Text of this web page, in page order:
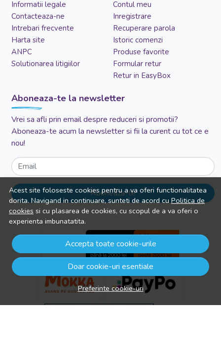
Acest site foloseste cookies pentru a va oferi functionalitatea
dorita. Navigand in continuare, sunteti de acord cuPolitica de
cookies si cu plasarea de cookies, cu scopul de a va oferi o
experienta imbunatatita.
Accepta toate cookie-urile
Doar cookie-uri esentiale
Preferinte cookie-uri
Informatii legale
Contacteaza-ne
Intrebari frecvente
Harta site
ANPC
Solutionarea litigiilor
Contul meu
Inregistrare
Recuperare parola
Istoric comenzi
Produse favorite
Formular retur
Retur in EasyBox
Aboneaza-te la newsletter
Vrei sa afli prin email despre reduceri si promotii?
Aboneaza-te acum la newsletter si fii la curent cu tot ce e
nou!
Email
Aboneaza-te